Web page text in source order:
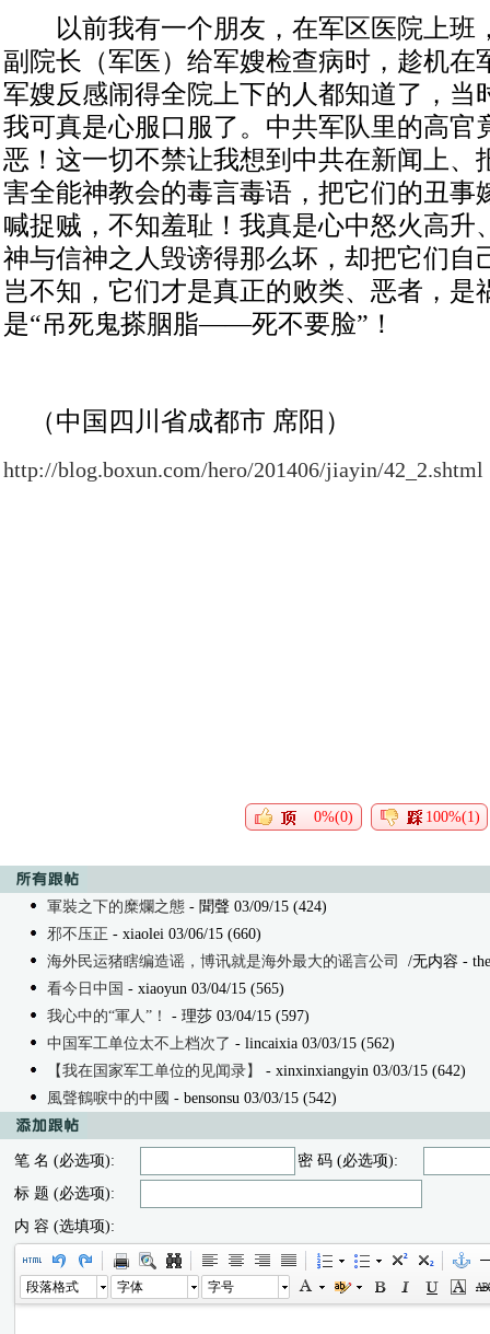
以前我有一个朋友，在军区医院上班
副院长（军医）给军嫂检查病时，趁机在
军嫂反感闹得全院上下的人都知道了，当
我可真是心服口服了。中共军队里的高官
恶！这一切不禁让我想到中共在新闻上、
害全能神教会的毒言毒语，把它们的丑事
喊捉贼，不知羞耻！我真是心中怒火高升
神与信神之人毁谤得那么坏，却把它们自
岂不知，它们才是真正的败类、恶者，是
是“吊死鬼搽胭脂——死不要脸”！
（中国四川省成都市 席阳）
http://blog.boxun.com/hero/201406/jiayin/42_2.shtml
0%(0) 100%(1)
軍裝之下的糜爛之態 - 聞聲 03/09/15 (424)
邪不压正 - xiaolei 03/06/15 (660)
海外民运猪瞎编造谣，博讯就是海外最大的谣言公司
/无内容 -
看今日中国 - xiaoyun 03/04/15 (565)
我心中的“軍人”！
- 理莎 03/04/15 (597)
中国军工单位太不上档次了 - lincaixia 03/03/15 (562)
【我在国家军工单位的见闻录】
- xinxinxiangyin 03/03/15 (642)
風聲鶴唳中的中國 - bensonsu 03/03/15 (542)
笔 名 (必选项):
密 码 (必选项):
标 题 (必选项):
内 容 (选填项):
段落格式 字体 字号